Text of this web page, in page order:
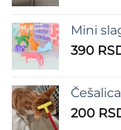
Mini
390
200